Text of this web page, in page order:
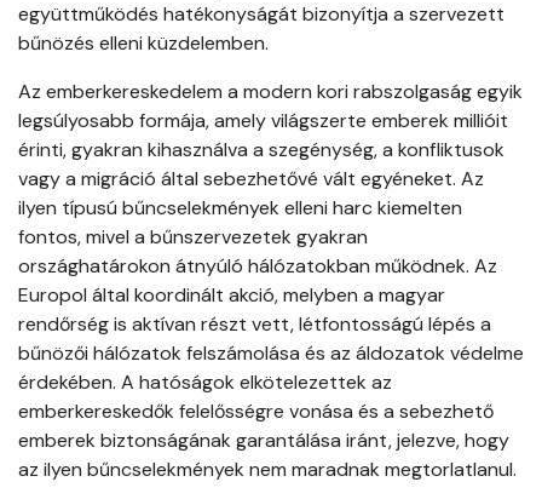
együttműködés hatékonyságát bizonyítja a szervezett
bűnözés elleni küzdelemben.
Az emberkereskedelem a modern kori rabszolgaság egyik
legsúlyosabb formája, amely világszerte emberek millióit
érinti, gyakran kihasználva a szegénység, a konfliktusok
vagy a migráció által sebezhetővé vált egyéneket. Az
ilyen típusú bűncselekmények elleni harc kiemelten
fontos, mivel a bűnszervezetek gyakran
országhatárokon átnyúló hálózatokban működnek. Az
Europol által koordinált akció, melyben a magyar
rendőrség is aktívan részt vett, létfontosságú lépés a
bűnözői hálózatok felszámolása és az áldozatok védelme
érdekében. A hatóságok elkötelezettek az
emberkereskedők felelősségre vonása és a sebezhető
emberek biztonságának garantálása iránt, jelezve, hogy
az ilyen bűncselekmények nem maradnak megtorlatlanul.